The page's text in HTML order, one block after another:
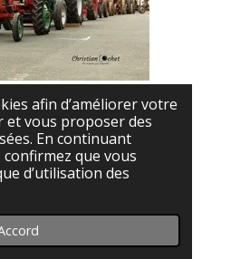
afin d’améliorer votre
vous proposer des
En continuant
que vous
d’utilisation des